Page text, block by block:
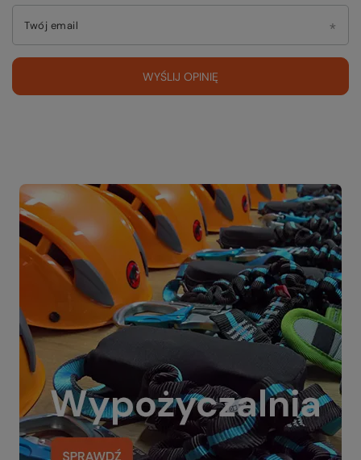
Twój email
WYŚLIJ OPINIĘ